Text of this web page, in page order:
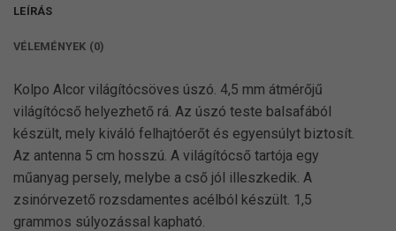
LEÍRÁS
VÉLEMÉNYEK (0)
Kolpo Alcor világítócsöves úszó. 4,5 mm átmérőjű
világítócső helyezhető rá. Az úszó teste balsafából
készült, mely kiváló felhajtóerőt és egyensúlyt biztosít.
Az antenna 5 cm hosszú. A világítócső tartója egy
műanyag persely, melybe a cső jól illeszkedik. A
zsinórvezető rozsdamentes acélból készült. 1,5
grammos súlyozással kapható.